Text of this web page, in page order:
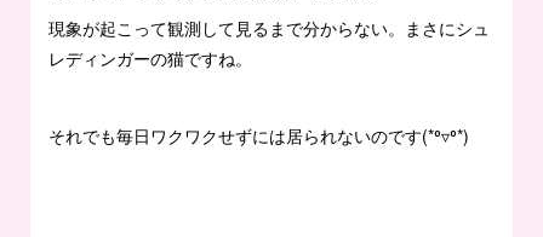
現象が起こって観測して見るまで分からない。まさにシュ
レディンガーの猫ですね。
それでも毎日ワクワクせずには居られないのです(*⁰▿⁰*)